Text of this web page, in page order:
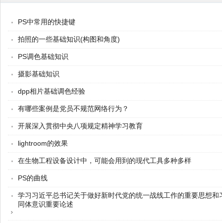
PS中常用的快捷键
拍照的一些基础知识(构图和角度)
PS调色基础知识
摄影基础知识
dpp相片基础调色经验
有哪些案例是党员不规范网络行为？
开展深入贯彻中央八项规定精神学习教育
lightroom的效果
在生物工程设备设计中，可能会用到的现代工具多种多样
PS的曲线
学习习近平总书记关于做好新时代党的统一战线工作的重要思想
同体意识重要论述